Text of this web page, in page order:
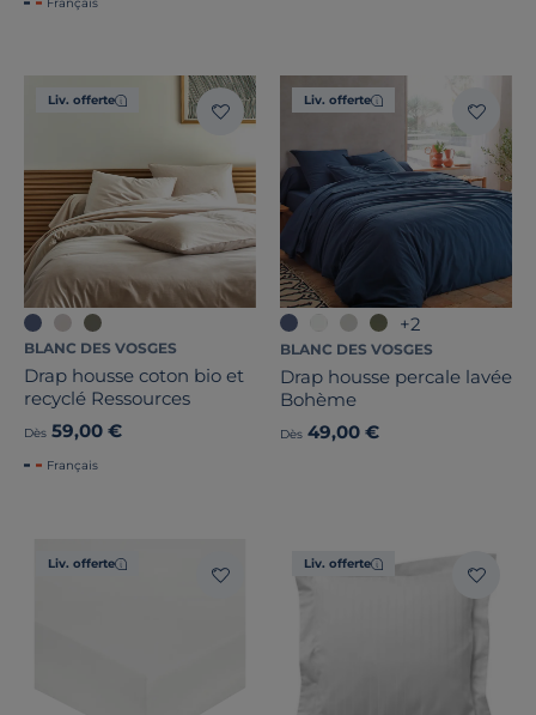
Liv. offerte
BLANC DES VOSGES
Drap housse coton bio et
recyclé Ressources
Dès 59,00 €
Français
Liv. offerte
+2
BLANC DES VOSGES
Drap housse percale lavée
Bohème
Dès 49,00 €
Liv. offerte Liv. offerte